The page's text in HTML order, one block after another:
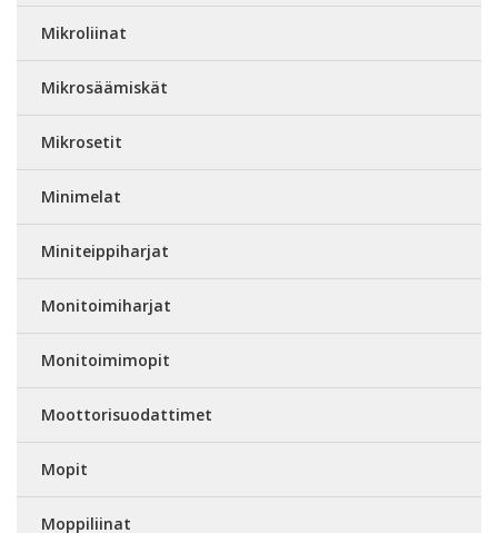
Mikroliinat
Mikrosäämiskät
Mikrosetit
Minimelat
Miniteippiharjat
Monitoimiharjat
Monitoimimopit
Moottorisuodattimet
Mopit
Moppiliinat